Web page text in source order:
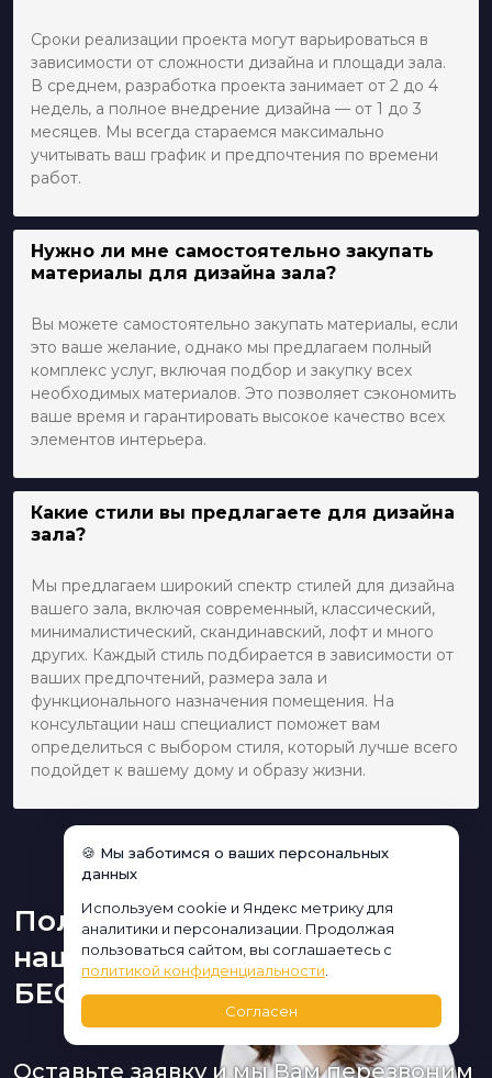
Сроки реализации проекта могут варьироваться в
зависимости от сложности дизайна и площади зала.
В среднем, разработка проекта занимает от 2 до 4
недель, а полное внедрение дизайна — от 1 до 3
месяцев. Мы всегда стараемся максимально
учитывать ваш график и предпочтения по времени
работ.
Нужно ли мне самостоятельно закупать
материалы для дизайна зала?
Вы можете самостоятельно закупать материалы, если
это ваше желание, однако мы предлагаем полный
комплекс услуг, включая подбор и закупку всех
необходимых материалов. Это позволяет сэкономить
ваше время и гарантировать высокое качество всех
элементов интерьера.
Какие стили вы предлагаете для дизайна
зала?
Мы предлагаем широкий спектр стилей для дизайна
вашего зала, включая современный, классический,
минималистический, скандинавский, лофт и много
других. Каждый стиль подбирается в зависимости от
ваших предпочтений, размера зала и
функционального назначения помещения. На
консультации наш специалист поможет вам
определиться с выбором стиля, который лучше всего
подойдет к вашему дому и образу жизни.
Получите консультацию
нашего дизайнера
БЕСПЛАТНО:
Оставьте заявку и мы Вам перезвоним
🍪 Мы заботимся о ваших персональных
данных
Используем cookie и Яндекс метрику для
аналитики и персонализации. Продолжая
пользоваться сайтом, вы соглашаетесь с
политикой конфиденциальности
Согласен